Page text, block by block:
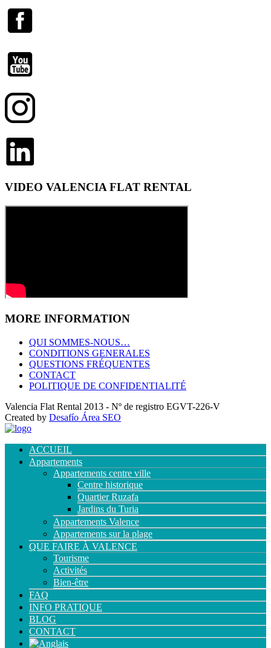
VIDEO VALENCIA FLAT RENTAL
MORE INFORMATION
QUI SOMMES-NOUS…
CONDITIONS GENERALES
QUESTIONS FRÉQUENTES
CONTACT
POLITIQUE DE CONFIDENTIALITÉ
Valencia Flat Rental 2013 - Nº de registro EGVT-226-V
Created by Desafío Área SEO
ACCUEIL
Appartements
Appartements centre ville
Centre historique
Quartier Ruzafa
Jardins du Turia
Appartements Valence
Appartements sur la plage
QUE FAIRE À VALENCE
Tourisme
Activités
Bien-être
FAQ
INFO PRATIQUE
BLOG
CONTACT